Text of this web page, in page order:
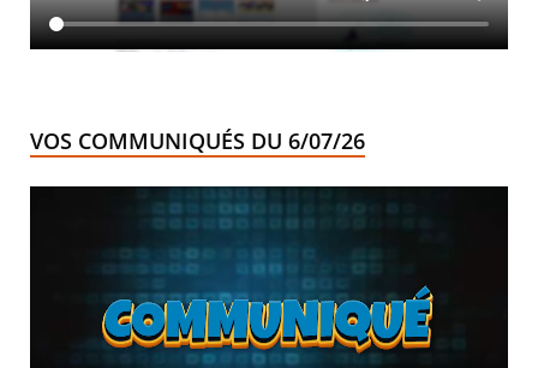
VOS COMMUNIQUÉS DU 6/07/26